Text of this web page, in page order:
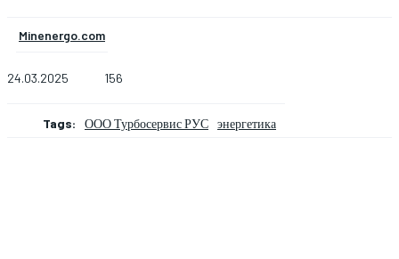
Minenergo.com
24.03.2025 156
Tags: ООО Турбосервис РУС энергетика